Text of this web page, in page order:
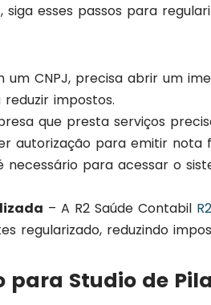
esses passos para
um CNPJ, precisa abrir um
impostos.
que presta serviços
autorização para emitir nota
necessário para acessar o
– A R2 Saúde Contabil
regularizado, reduzindo
Studio de